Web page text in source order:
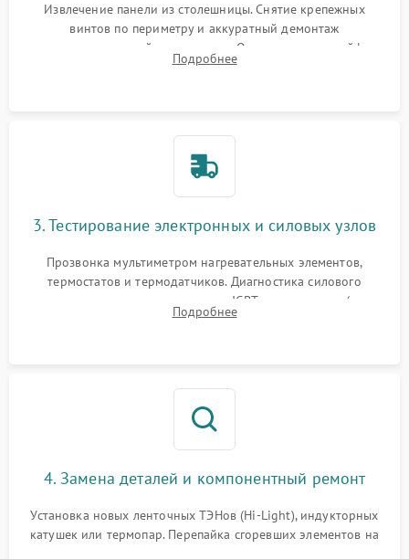
Извлечение панели из столешницы. Снятие крепежных
винтов по периметру и аккуратный демонтаж
стеклокерамической поверхности. Отсоединение шлейфов
сенсорного блока для доступа к силовым платам, катушкам
Подробнее
3. Тестирование электронных и силовых узлов
Прозвонка мультиметром нагревательных элементов,
термостатов и термодатчиков. Диагностика силового
модуля, реле, диодных мостов и IGBT-транзисторов (для
индукции). Проверка кранов и газ-контроля (для газовых
Подробнее
4. Замена деталей и компонентный ремонт
Установка новых ленточных ТЭНов (Hi-Light), индукторных
катушек или термопар. Перепайка сгоревших элементов на